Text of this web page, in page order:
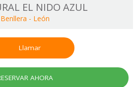
EL NIDO AZUL
Benllera - León
Llamar
AHORA